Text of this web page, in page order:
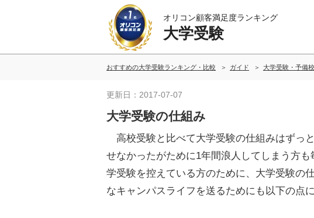
オリコン顧客満足度ランキング
大学受験
おすすめの大学受験ランキング・比較 ガイド 大学受験・予備
更新日：2017-07-07
大学受験の仕組み
高校受験と比べて大学受験の仕組みはずっ
せなかったがために1年間浪人してしまう方
学受験を控えている方のために、大学受験の
なキャンパスライフを送るためにも以下の点